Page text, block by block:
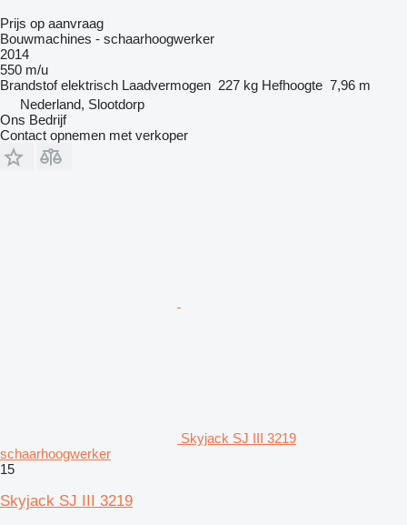
Prijs op aanvraag
Bouwmachines - schaarhoogwerker
2014
550 m/u
Brandstof elektrisch Laadvermogen 227 kg Hefhoogte 7,96 m
Nederland, Slootdorp
Ons Bedrijf
Contact opnemen met verkoper
Skyjack SJ III 3219
schaarhoogwerker
15
Skyjack SJ III 3219